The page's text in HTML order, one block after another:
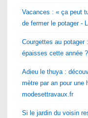
Vacances : « ça peut
de fermer le potager -
Courgettes au
épaisses cette année
Adieu le thuya :
mètre par an pour une
modesettravaux.fr
Si le jardin du voisin